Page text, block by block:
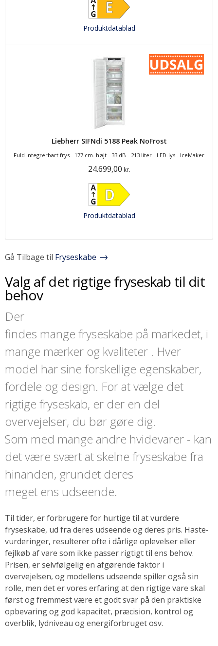
Produktdatablad
Liebherr SIFNdi 5188 Peak NoFrost
Fuld Integrerbart frys - 177 cm. højt - 33 dB - 213 liter - LED-lys - IceMaker
24.699,00 kr.
Produktdatablad
Gå Tilbage til Fryseskabe
Valg af det rigtige fryseskab til dit
behov
Der
findes mange fryseskabe på markedet, i
mange mærker og kvaliteter . Hver
model har sine forskellige egenskaber,
fordele og design. For at vælge det
rigtige fryseskab, er der en del
overvejelser, du bør gøre dig.
Som med mange andre hvidevarer - kan
det være svært at skelne fryseskabe fra
hinanden, grundet deres
meget ens udseende.
Til tider, er forbrugere for hurtige til at vurdere
fryseskabe, ud fra deres udseende og deres pris. Haste-
vurderinger, resulterer ofte i dårlige oplevelser eller
fejlkøb af vare som ikke passer rigtigt til ens behov.
Prisen, er selvfølgelig en afgørende faktor i
overvejelsen, og modellens udseende spiller også sin
rolle, men det er vores erfaring at den rigtige vare skal
først og fremmest være et godt svar på den praktiske
opbevaring og god kapacitet, præcision, kontrol og
overblik, lydniveau og energiforbruget osv.